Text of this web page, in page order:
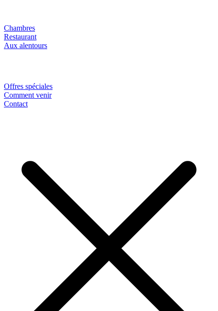
Chambres
Restaurant
Aux alentours
Offres spéciales
Comment venir
Contact